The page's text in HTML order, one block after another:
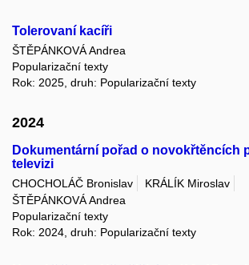
Tolerovaní kacíři
ŠTĚPÁNKOVÁ Andrea
Popularizační texty
Rok: 2025, druh: Popularizační texty
2024
Dokumentární pořad o novokřtěncích
televizi
CHOCHOLÁČ Bronislav
KRÁLÍK Miroslav
ŠTĚPÁNKOVÁ Andrea
Popularizační texty
Rok: 2024, druh: Popularizační texty